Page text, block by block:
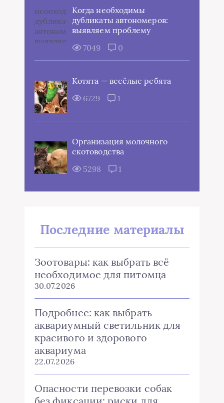
Когда необходимы
дубликаты автономеров:
выявляем проблему
7049
0
Котята — весёлые ребята
6729
1
Организация молочного
скотоводства
5298
1
Последние материалы
Зоотовары: как выбрать всё
необходимое для питомца
30.07.2026
Подробнее: как выбрать
аквариумный светильник для
красивого и здорового
аквариума
22.07.2026
Опасности перевозки собак
без фиксации: риски для